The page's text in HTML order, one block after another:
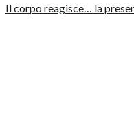
Il corpo reagisce… la